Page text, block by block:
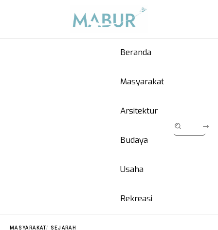
Beranda
Masyarakat
Arsitektur
Budaya
Usaha
Rekreasi
MASYARAKAT SEJARAH